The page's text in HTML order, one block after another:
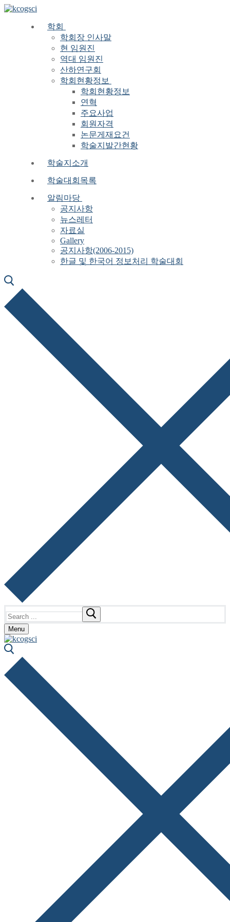
Skip
Menu
Close
학회
학회장 인사말
현 임원진
역대 임원진
산하연구회
학회현황정보
학회현황정보
연혁
주요사업
회원자격
논문게재요건
학술지발간현황
학술지소개
학술대회목록
알림마당
공지사항
뉴스레터
자료실
Gallery
공지사항(2006-2015)
한글 및 한국어 정보처리 학술대회
for:
Menu